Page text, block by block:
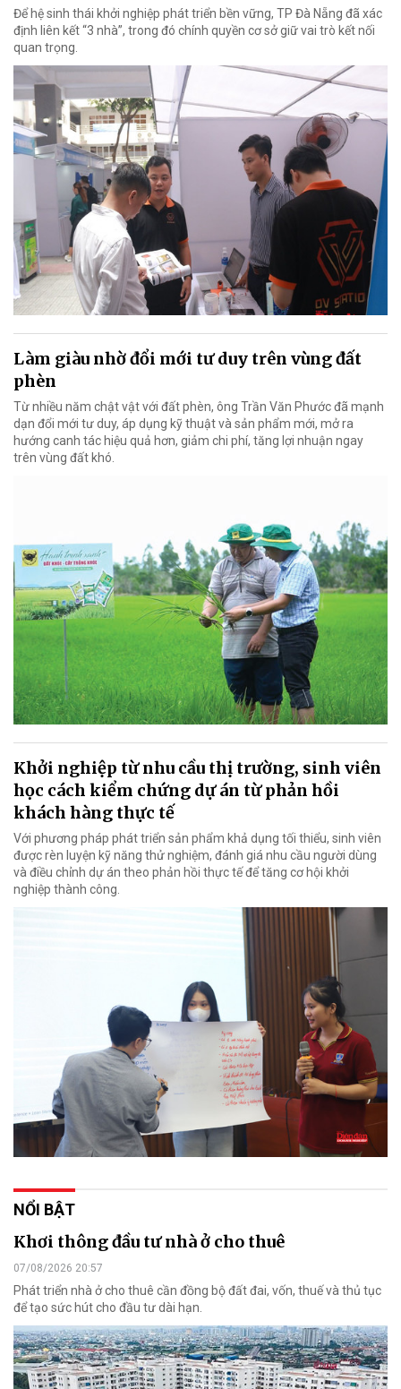
Để hệ sinh thái khởi nghiệp phát triển bền vững, TP Đà Nẵng đã xác
định liên kết “3 nhà”, trong đó chính quyền cơ sở giữ vai trò kết nối
quan trọng.
Làm giàu nhờ đổi mới tư duy trên vùng đất
phèn
Từ nhiều năm chật vật với đất phèn, ông Trần Văn Phước đã mạnh
dạn đổi mới tư duy, áp dụng kỹ thuật và sản phẩm mới, mở ra
hướng canh tác hiệu quả hơn, giảm chi phí, tăng lợi nhuận ngay
trên vùng đất khó.
Khởi nghiệp từ nhu cầu thị trường, sinh viên
học cách kiểm chứng dự án từ phản hồi
khách hàng thực tế
Với phương pháp phát triển sản phẩm khả dụng tối thiểu, sinh viên
được rèn luyện kỹ năng thử nghiệm, đánh giá nhu cầu người dùng
và điều chỉnh dự án theo phản hồi thực tế để tăng cơ hội khởi
nghiệp thành công.
NỔI BẬT
Khơi thông đầu tư nhà ở cho thuê
07/08/2026 20:57
Phát triển nhà ở cho thuê cần đồng bộ đất đai, vốn, thuế và thủ tục
để tạo sức hút cho đầu tư dài hạn.